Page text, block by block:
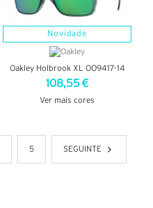
Novidade
Oakley Holbrook XL OO9417-14
108,55 €
Ver mais cores
5 SEGUINTE